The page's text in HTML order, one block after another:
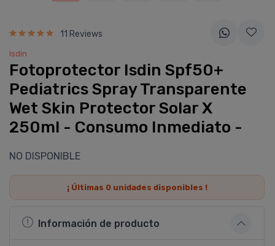
11 Reviews
Isdin
Fotoprotector Isdin Spf50+
Pediatrics Spray Transparente
Wet Skin Protector Solar X
250ml - Consumo Inmediato -
NO DISPONIBLE
¡ Últimas 0unidades disponibles !
Información de producto